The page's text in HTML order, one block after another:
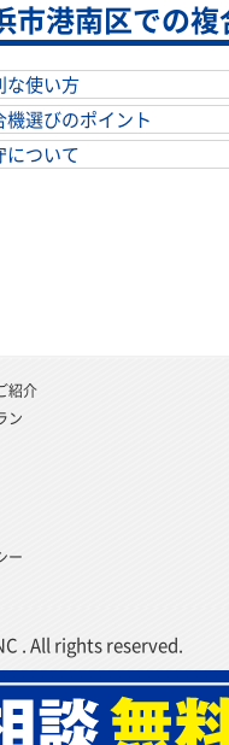
市港南区での
な使い方
機選びのポイント
について
紹介
ン
ー
. All rights reserved.